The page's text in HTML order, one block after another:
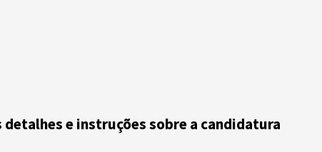
e instruções sobre a candidatura